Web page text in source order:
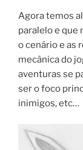
Agora temos
paralelo e que
o cenário e as
mecânica do
aventuras se
ser o foco
inimigos, etc…